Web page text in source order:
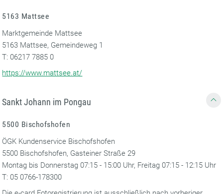
5163 Mattsee
Marktgemeinde Mattsee
5163 Mattsee, Gemeindeweg 1
T: 06217 7885 0
https://www.mattsee.at/
Sankt Johann im Pongau
5500 Bischofshofen
ÖGK Kundenservice Bischofshofen
5500 Bischofshofen, Gasteiner Straße 29
Montag bis Donnerstag 07:15 - 15:00 Uhr, Freitag 07:15 - 12:15 Uhr
T: 05 0766-178300